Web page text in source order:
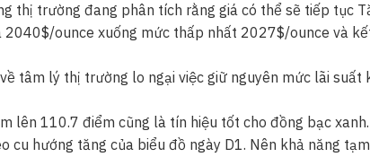
thị trường đang phân tích rằng giá có thể sẽ tiếp tục
2040$/ounce xuống mức thấp nhất 2027$/ounce và
tâm lý thị trường lo ngại việc giữ nguyên mức lãi suất
lên 110.7 điểm cũng là tín hiệu tốt cho đồng bạc xanh.
hướng tăng của biểu đồ ngày D1. Nên khả năng